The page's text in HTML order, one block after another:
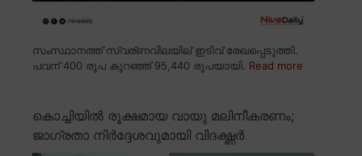
സംസ്ഥാനത്ത് സ്വര്ണവിലയില് ഇടിവ് രേഖപ്പെടുത്തി.
പവന് 400 രൂപ കുറഞ്ഞ് 95,440 രൂപയായി. Read more
കൊച്ചിയിൽ രൂക്ഷമായ വായു മലിനീകരണം;
ജാഗ്രതാ നിർദ്ദേശവുമായി വിദഗ്ദ്ധർ